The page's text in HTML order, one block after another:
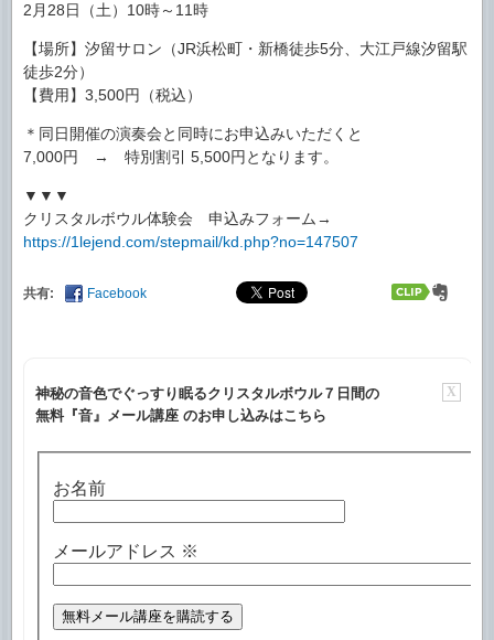
2月28日（土）10時～11時
【場所】汐留サロン（JR浜松町・新橋徒歩5分、大江戸線汐留駅
徒歩2分）
【費用】3,500円（税込）
＊同日開催の演奏会と同時にお申込みいただくと
7,000円 → 特別割引 5,500円となります。
▼▼▼
クリスタルボウル体験会 申込みフォーム→
https://1lejend.com/stepmail/kd.php?no=147507
共有: Facebook
X
神秘の音色でぐっすり眠るクリスタルボウル７日間の
無料『音』メール講座 のお申し込みはこちら
お名前
メールアドレス ※